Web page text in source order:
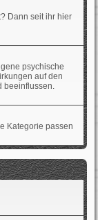
Dann seit ihr hier
psychische
auf den
beeinflussen.
Kategorie passen